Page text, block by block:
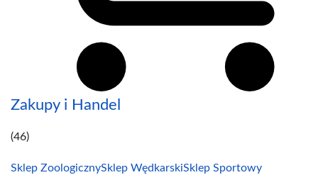
Zakupy i Handel
(46)
Sklep ZoologicznySklep WędkarskiSklep Sportowy